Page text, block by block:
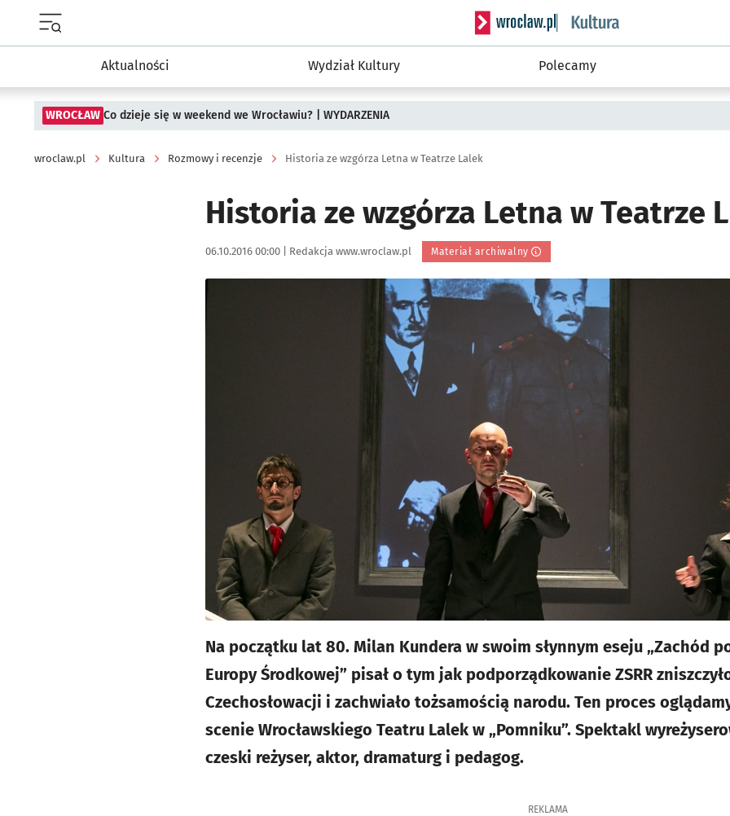
Serwis informacyjny wroclaw.pl podserwis:
Aktualności Wydział Kultury Polecamy
WROCŁAW Co dzieje się w weekend we Wrocławiu? | WYDARZENIA
wroclaw.pl Kultura Rozmowy i recenzje Historia ze wzgórza Letna w Teatrze Lalek
Historia ze wzgórza Letna w Teatrze
Data publikacji:
06.10.2016 00:00 | Autor:
Redakcja www.wroclaw.pl Materiał archiwalny
Na początku lat 80. Milan Kundera w swoim słynnym eseju „Zachód
Europy Środkowej” pisał o tym jak podporządkowanie ZSRR
Czechosłowacji i zachwiało tożsamością narodu. Ten proces
scenie Wrocławskiego Teatru Lalek w „Pomniku”. Spektakl
czeski reżyser, aktor, dramaturg i pedagog.
REKLAMA